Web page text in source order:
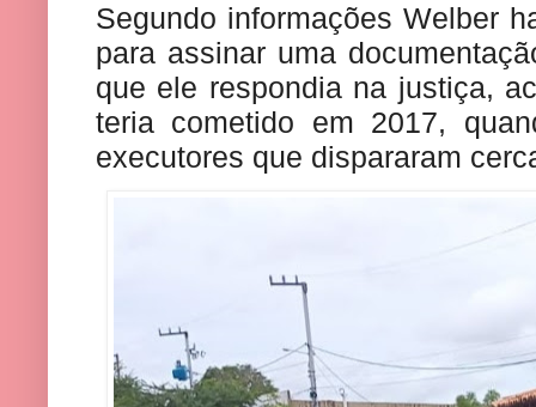
Segundo informações Welber
para assinar uma
que ele respondia na justiça,
teria cometido em 2017,
executores que dispararam